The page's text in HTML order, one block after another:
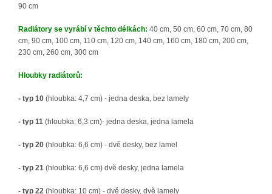
90 cm
Radiátory se vyrábí v těchto délkách: 40 cm, 50 cm, 60 cm, 70 cm, 80
cm, 90 cm, 100 cm, 110 cm, 120 cm, 140 cm, 160 cm, 180 cm, 200 cm,
230 cm, 260 cm, 300 cm
Hloubky radiátorů:
- typ 10 (hloubka: 4,7 cm) - jedna deska, bez lamely
- typ 11 (hloubka: 6,3 cm)- jedna deska, jedna lamela
- typ 20 (hloubka: 6,6 cm) - dvě desky, bez lamel
- typ 21 (hloubka: 6,6 cm) dvě desky, jedna lamela
- typ 22 (hloubka: 10 cm) - dvě desky, dvě lamely